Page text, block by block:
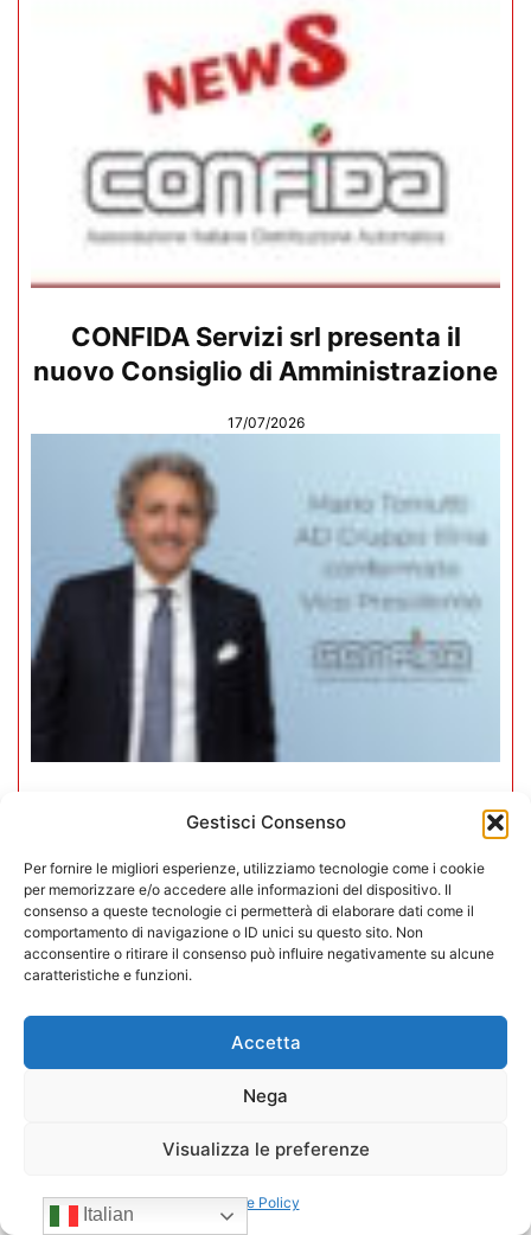
Gestisci Consenso
Per fornire le migliori esperienze, utilizziamo tecnologie come i cookie
per memorizzare e/o accedere alle informazioni del dispositivo. Il
consenso a queste tecnologie ci permetterà di elaborare dati come il
comportamento di navigazione o ID unici su questo sito. Non
acconsentire o ritirare il consenso può influire negativamente su alcune
caratteristiche e funzioni.
Accetta
Nega
Visualizza le preferenze
Cookie Policy
CONFIDA Servizi srl presenta il
nuovo Consiglio di Amministrazione
17/07/2026
Mario Toniutti confermato Vice
quadriennio 2026-2030
15/07/2026
Italian